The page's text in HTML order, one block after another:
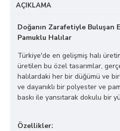
AÇIKLAMA
Doğanın Zarafetiyle Buluşan
Pamuklu Halılar
Türkiye'de en gelişmiş halı
üretilen bu özel tasarımlar,
halılardaki her bir düğümü ve
ve dayanıklı bir polyester ve
baskı ile yansıtarak dokulu bir
Özellikler: